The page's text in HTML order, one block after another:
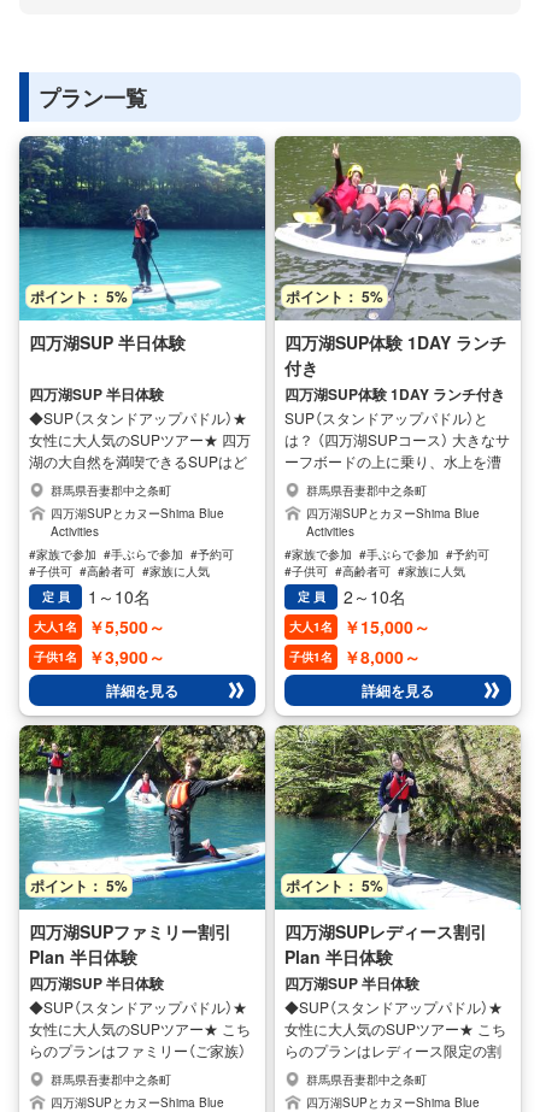
プラン一覧
ポイント： 5%
四万湖SUP 半日体験
四万湖SUP 半日体験
◆SUP（スタンドアップパドル）★
女性に大人気のSUPツアー★ 四万
湖の大自然を満喫できるSUPはど
なたでも初心者でもご利用いただ
けます(^^♪ ご家族でも参加可能の
SUPは小学生以上であればOKで
す。 SUPとは大きなサーフボード
の上に乗り水上を漕ぎ進めていく
お洒落なウォータースポーツで
す。 国内外でも急速に人気が高ま
っている新感覚のアクティビティ
です！ 波に乗ることはもちろん、
水面上をゆったりとクルージン
グ、慣れてくれば 友達とレースし
たりも出来ちゃいます♪ また、不
安定なボートの上にのってバラン
スをとることでフィットネス効果
もあります。 性別や年齢層を問わ
ず、幅広い世代の方にお楽しみい
ただけること間違いなしです♪ あ
なたもスタンドアップパドル
（SUP）水上湖面散歩を体験してみ
ては？ 開催期間 4月～11月迄【四
万湖SUPコース】
群馬県吾妻郡中之条町
四万湖SUPとカヌーShima Blue
Activities
#家族で参加 #手ぶらで参加 #予約可
#子供可 #高齢者可 #家族に人気
#子供に人気
#女性に人気
定 員 1～10名
大人1名 ￥5,500～
子供1名 ￥3,900～
詳細を見る
ポイント： 5%
四万湖SUP体験 1DAY ランチ
付き
四万湖SUP体験 1DAY ランチ付き
SUP（スタンドアップパドル）と
は？ （四万湖SUPコース） 大きなサ
ーフボードの上に乗り、水上を漕
ぎ進めていくウォータースポーツ
です。 国内外でも急速に人気が高
まっている新感覚のアクティビテ
ィすれがSUPです！ 波に乗ること
はもちろん、水面上をゆったりと
クルージング、慣れてくれば 友達
とレースしたりも出来ちゃいます
♪ また、不安定なボートの上にの
ってバランスをとることでフィッ
トネス効果もあります。 性別や年
齢層を問わず、幅広い世代の方に
お楽しみいただけること間違いな
しです♪ あなたもお洒落なアウト
ドアアクティビティースタンドア
ップパドル（SUP）四万湖コースを
体験してみては？ 開催期間 4月～
11月【四万湖カヌーコース】
群馬県吾妻郡中之条町
四万湖SUPとカヌーShima Blue
Activities
#家族で参加 #手ぶらで参加 #予約可
#子供可 #高齢者可 #家族に人気
#子供に人気
#女性に人気
定 員 2～10名
大人1名 ￥15,000～
子供1名 ￥8,000～
詳細を見る
ポイント： 5%
四万湖SUPファミリー割引
Plan 半日体験
四万湖SUP 半日体験
◆SUP（スタンドアップパドル）★
女性に大人気のSUPツアー★ こち
らのプランはファミリー（ご家族）
限定の割引プランです。 四万湖の
大自然を満喫できるSUPはどなた
群馬県吾妻郡中之条町
四万湖SUPとカヌーShima Blue
ポイント： 5%
四万湖SUPレディース割引
Plan 半日体験
四万湖SUP 半日体験
◆SUP（スタンドアップパドル）★
女性に大人気のSUPツアー★ こち
らのプランはレディース限定の割
引プランです。 四万湖の大自然を
満喫できるSUPはどなたでも初心
群馬県吾妻郡中之条町
四万湖SUPとカヌーShima Blue